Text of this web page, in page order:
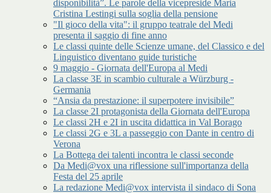
disponibilità”. Le parole della vicepreside Maria
Cristina Lestingi sulla soglia della pensione
"Il gioco della vita": il gruppo teatrale del Medi
presenta il saggio di fine anno
Le classi quinte delle Scienze umane, del Classico e del
Linguistico diventano guide turistiche
9 maggio - Giornata dell'Europa al Medi
La classe 3E in scambio culturale a Würzburg -
Germania
“Ansia da prestazione: il superpotere invisibile”
La classe 2I protagonista della Giornata dell'Europa
Le classi 2H e 2I in uscita didattica in Val Borago
Le classi 2G e 3L a passeggio con Dante in centro di
Verona
La Bottega dei talenti incontra le classi seconde
Da Medi@vox una riflessione sull'importanza della
Festa del 25 aprile
La redazione Medi@vox intervista il sindaco di Sona